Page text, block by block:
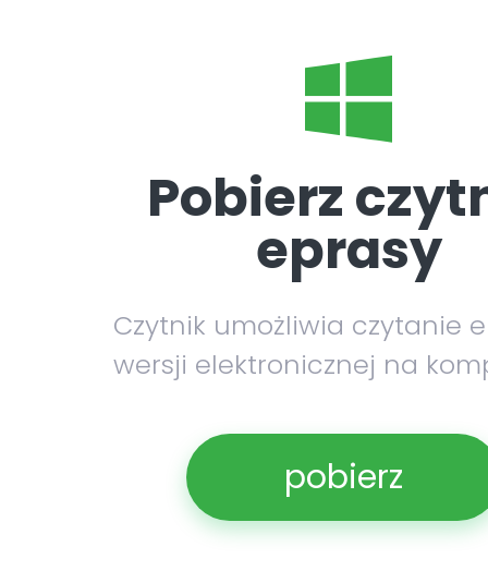
Pobierz
eprasy
Czytnik umożliwia czytanie
wersji elektronicznej na
pobierz